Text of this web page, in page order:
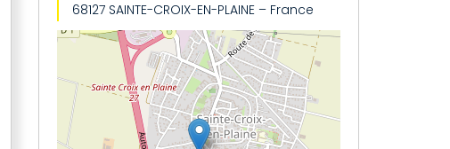
68127 SAINTE-CROIX-EN-PLAINE – France